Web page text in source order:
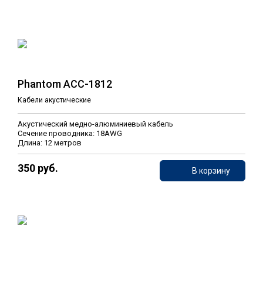
Phantom ACC-1812
Кабели акустические
Акустический медно-алюминиевый кабель
Сечение проводника: 18AWG
Длина: 12 метров
350 руб. В корзину